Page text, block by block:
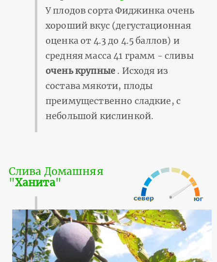
У плодов сорта Фиджинка очень
хороший вкус (дегустационная
оценка от 4.3 до 4.5 баллов) и
средняя масса 41 грамм - сливы
очень крупные . Исходя из
состава мякоти, плоды
преимущественно сладкие, с
небольшой кислинкой.
Слива Домашняя
"Ханита"